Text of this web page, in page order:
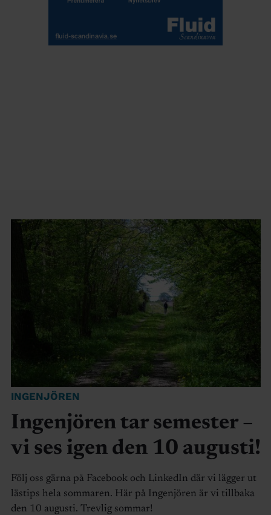
INGENJÖREN
Ingenjören tar semester –
vi ses igen den 10 augusti!
Följ oss gärna på Facebook och LinkedIn där vi lägger ut
lästips hela sommaren. Här på Ingenjören är vi tillbaka
den 10 augusti. Trevlig sommar!